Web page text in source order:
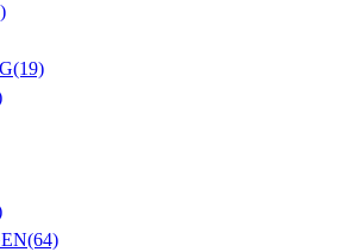
(19)
(64)